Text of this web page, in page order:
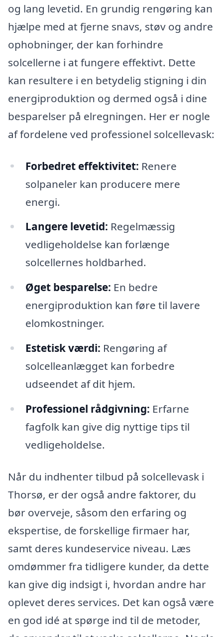
og lang levetid. En grundig rengøring kan
hjælpe med at fjerne snavs, støv og andre
ophobninger, der kan forhindre
solcellerne i at fungere effektivt. Dette
kan resultere i en betydelig stigning i din
energiproduktion og dermed også i dine
besparelser på elregningen. Her er nogle
af fordelene ved professionel solcellevask:
Forbedret effektivitet: Renere
solpaneler kan producere mere
energi.
Langere levetid: Regelmæssig
vedligeholdelse kan forlænge
solcellernes holdbarhed.
Øget besparelse: En bedre
energiproduktion kan føre til lavere
elomkostninger.
Estetisk værdi: Rengøring af
solcelleanlægget kan forbedre
udseendet af dit hjem.
Professionel rådgivning: Erfarne
fagfolk kan give dig nyttige tips til
vedligeholdelse.
Når du indhenter tilbud på solcellevask i
Thorsø, er der også andre faktorer, du
bør overveje, såsom den erfaring og
ekspertise, de forskellige firmaer har,
samt deres kundeservice niveau. Læs
omdømmer fra tidligere kunder, da dette
kan give dig indsigt i, hvordan andre har
oplevet deres services. Det kan også være
en god idé at spørge ind til de metoder,